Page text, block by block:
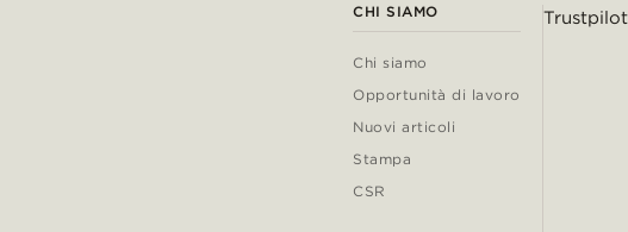
CHI SIAMO
Chi siamo
Opportunità di lavoro
Nuovi articoli
Stampa
CSR
Trustpilot